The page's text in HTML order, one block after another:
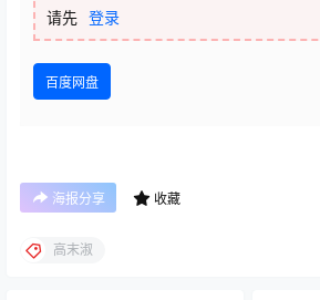
请先 登录
百度网盘
海报分享 收藏
高末淑